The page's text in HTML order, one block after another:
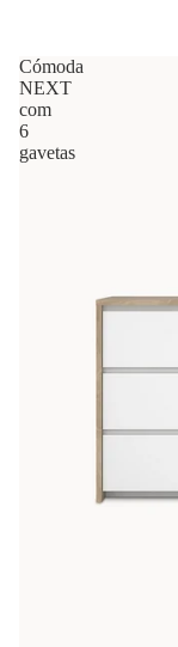
Cómoda
NEXT
com
6
gavetas